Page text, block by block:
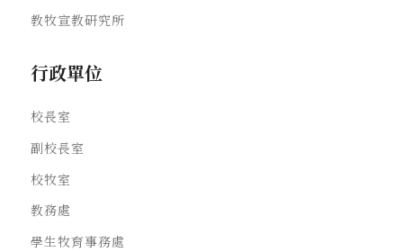
教牧宣教研究所
行政單位
校長室
副校長室
校牧室
教務處
學生牧育事務處